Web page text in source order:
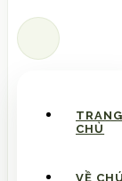
TRANG
CHỦ
VỀ